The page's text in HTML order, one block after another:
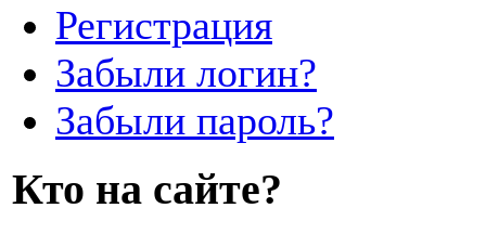
Регистрация
Забыли логин?
Забыли пароль?
Кто на сайте?